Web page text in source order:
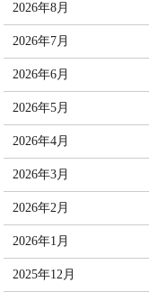
2026年8月
2026年7月
2026年6月
2026年5月
2026年4月
2026年3月
2026年2月
2026年1月
2025年12月